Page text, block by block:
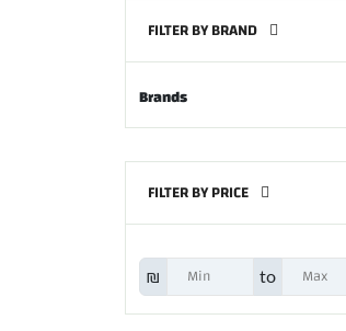
FILTER BY BRAND
Brands
FILTER BY PRICE
₪ to